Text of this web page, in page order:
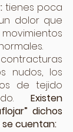
tienes poca
dolor que
nudos, los
de tejido
Existen
dichos
se cuentan: